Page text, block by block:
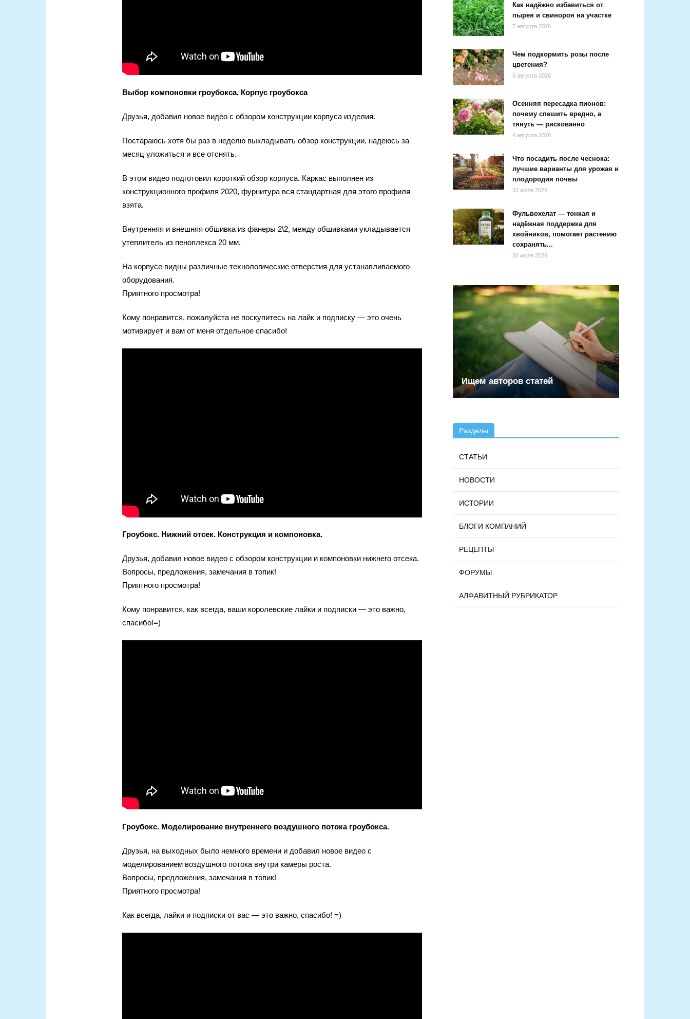
Выбор компоновки гроубокса. Корпус гроубокса
Друзья, добавил новое видео с обзором конструкции корпуса изделия.
Постараюсь хотя бы раз в неделю выкладывать обзор конструкции, надеюсь за
месяц уложиться и все отснять.
В этом видео подготовил короткий обзор корпуса. Каркас выполнен из
конструкционного профиля 2020, фурнитура вся стандартная для этого профиля
взята.
Внутренняя и внешняя обшивка из фанеры 2\2, между обшивками укладывается
утеплитель из пеноплекса 20 мм.
На корпусе видны различные технологические отверстия для устанавливаемого
оборудования.
Приятного просмотра!
Кому понравится, пожалуйста не поскупитесь на лайк и подписку — это очень
мотивирует и вам от меня отдельное спасибо!
Гроубокс. Нижний отсек. Конструкция и компоновка.
Друзья, добавил новое видео с обзором конструкции и компоновки нижнего отсека.
Вопросы, предложения, замечания в топик!
Приятного просмотра!
Кому понравится, как всегда, ваши королевские лайки и подписки — это важно,
спасибо!=)
Гроубокс. Моделирование внутреннего воздушного потока гроубокса.
Друзья, на выходных было немного времени и добавил новое видео с
моделированием воздушного потока внутри камеры роста.
Вопросы, предложения, замечания в топик!
Приятного просмотра!
Как всегда, лайки и подписки от вас — это важно, спасибо! =)
Как надёжно избавиться от
пырея и свинороя на участке
7 августа 2026
Чем подкормить розы после
цветения?
5 августа 2026
Осенняя пересадка пионов:
почему спешить вредно, а
тянуть — рискованно
4 августа 2026
Что посадить после чеснока:
лучшие варианты для урожая и
плодородия почвы
31 июля 2026
Фульвохелат — тонкая и
надёжная поддержка для
хвойников, помогает растению
сохранять...
31 июля 2026
Ищем авторов статей
Разделы
СТАТЬИ
НОВОСТИ
ИСТОРИИ
БЛОГИ КОМПАНИЙ
РЕЦЕПТЫ
ФОРУМЫ
АЛФАВИТНЫЙ РУБРИКАТОР